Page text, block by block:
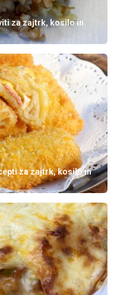
za zajtrk, kosilo in
za zajtrk, kosilo in